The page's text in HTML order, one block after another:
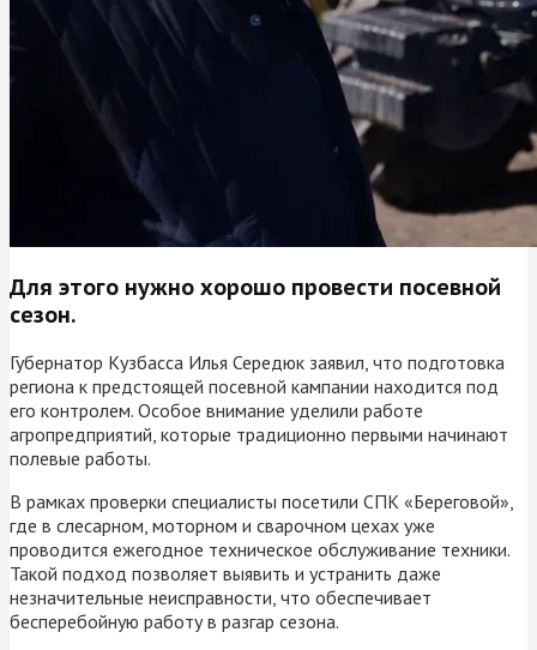
Для этого нужно хорошо провести посевной
сезон.
Губернатор Кузбасса Илья Середюк заявил, что подготовка
региона к предстоящей посевной кампании находится под
его контролем. Особое внимание уделили работе
агропредприятий, которые традиционно первыми начинают
полевые работы.
В рамках проверки специалисты посетили СПК «Береговой»,
где в слесарном, моторном и сварочном цехах уже
проводится ежегодное техническое обслуживание техники.
Такой подход позволяет выявить и устранить даже
незначительные неисправности, что обеспечивает
бесперебойную работу в разгар сезона.